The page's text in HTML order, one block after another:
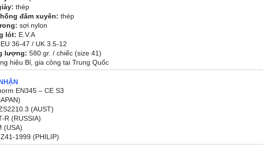
thép
đâm xuyên: thép
sợi nylon
lót: E.V.A
36-47 / UK 3.5-12
lượng: 580 gr. / chiếc (size 41)
hiệu Bỉ, gia công tại Trung Quốc
EN345 – CE S3
(AUST)
R (RUSSIA)
(USA)
1999 (PHILIP)